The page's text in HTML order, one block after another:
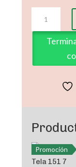
3110-
12
cantidad
Promoción
Tela 151 7